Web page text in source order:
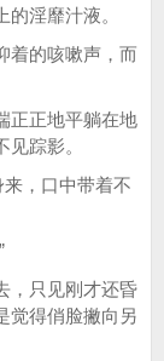
淫靡汁液。
的咳嗽声，而
正地平躺在地
踪影。
，口中带着不
只见刚才还昏
觉得俏脸撇向另